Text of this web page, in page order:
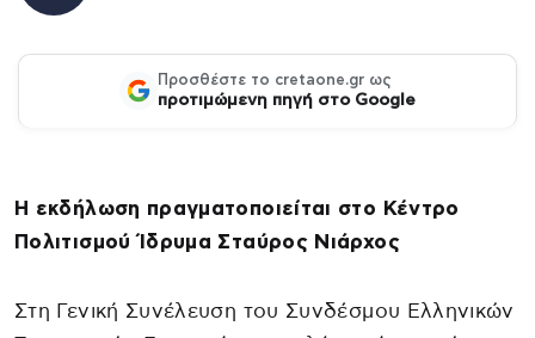
Προσθέστε το cretaone.gr ως
προτιμώμενη πηγή στο Google
Η εκδήλωση πραγματοποιείται στο Κέντρο
Πολιτισμού Ίδρυμα Σταύρος Νιάρχος
Στη Γενική Συνέλευση του Συνδέσμου Ελληνικών